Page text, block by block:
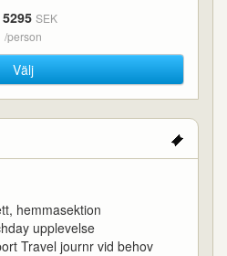
5295 SEK
/person
Välj
hemmasektion
upplevelse
Travel journr vid behov